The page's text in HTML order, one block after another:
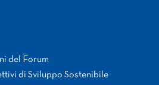
del Forum
di Sviluppo Sostenibile